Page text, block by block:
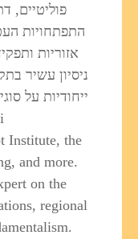
פוליטיים,
התפתחויות
אזוריות
ניסיון עשיר
ייחודיות על
Institute, the
and more.
on the
regional